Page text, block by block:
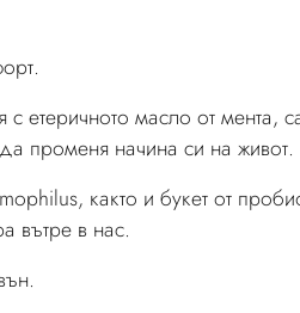
етеричното масло от мента,
променя начина си на живот.
както и букет от
вътре в нас.